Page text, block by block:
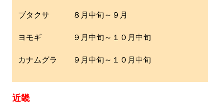
ブタクサ ８月中旬～９月
ヨモギ ９月中旬～１０月中旬
カナムグラ ９月中旬～１０月中旬
近畿